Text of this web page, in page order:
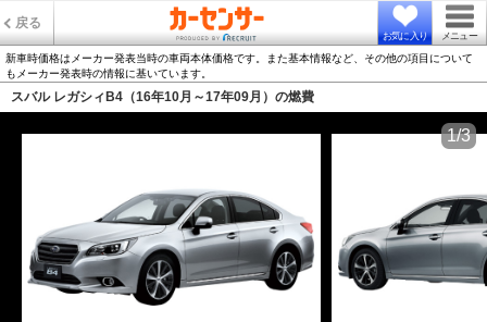
戻る
お気に入り メニュー
新車時価格はメーカー発表当時の車両本体価格です。また基本情報など、その他の項目について
もメーカー発表時の情報に基いています。
スバル レガシィB4（16年10月～17年09月）の燃費
1/3